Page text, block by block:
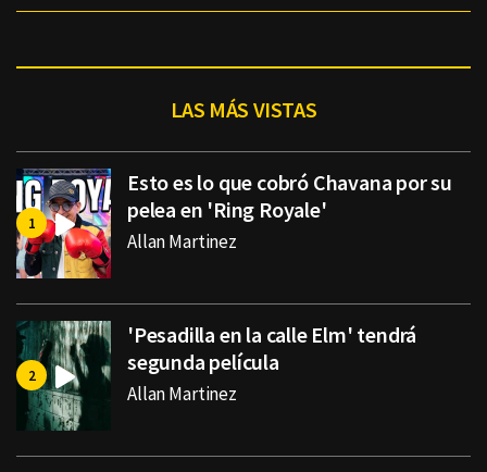
LAS MÁS VISTAS
Esto es lo que cobró Chavana por su
pelea en 'Ring Royale'
Allan Martinez
'Pesadilla en la calle Elm' tendrá
segunda película
Allan Martinez